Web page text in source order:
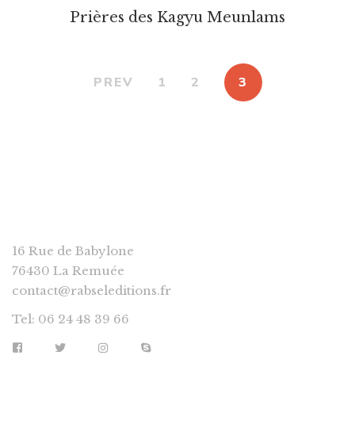
Prières des Kagyu Meunlams
PREV 1 2 3
16 Rue de Babylone
76430 La Remuée
contact@rabseleditions.fr
Tel: 06 24 48 39 66